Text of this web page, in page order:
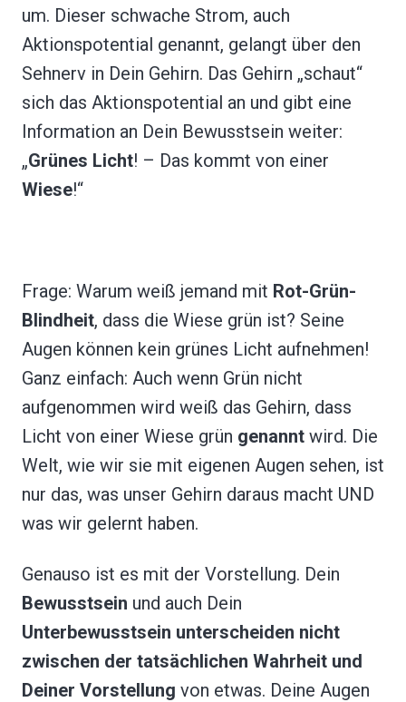
um. Dieser schwache Strom, auch
Aktionspotential genannt, gelangt über den
Sehnerv in Dein Gehirn. Das Gehirn „schaut“
sich das Aktionspotential an und gibt eine
Information an Dein Bewusstsein weiter:
„Grünes Licht! – Das kommt von einer
Wiese!“
Frage: Warum weiß jemand mit Rot-Grün-
Blindheit, dass die Wiese grün ist? Seine
Augen können kein grünes Licht aufnehmen!
Ganz einfach: Auch wenn Grün nicht
aufgenommen wird weiß das Gehirn, dass
Licht von einer Wiese grün genannt wird. Die
Welt, wie wir sie mit eigenen Augen sehen, ist
nur das, was unser Gehirn daraus macht UND
was wir gelernt haben.
Genauso ist es mit der Vorstellung. Dein
Bewusstsein und auch Dein
Unterbewusstsein unterscheiden nicht
zwischen der tatsächlichen Wahrheit und
Deiner Vorstellung von etwas. Deine Augen